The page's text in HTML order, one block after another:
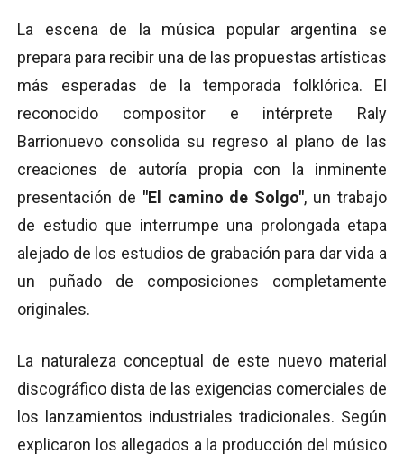
La escena de la música popular argentina se
prepara para recibir una de las propuestas artísticas
más esperadas de la temporada folklórica. El
reconocido compositor e intérprete Raly
Barrionuevo consolida su regreso al plano de las
creaciones de autoría propia con la inminente
presentación de "El camino de Solgo", un trabajo
de estudio que interrumpe una prolongada etapa
alejado de los estudios de grabación para dar vida a
un puñado de composiciones completamente
originales.
La naturaleza conceptual de este nuevo material
discográfico dista de las exigencias comerciales de
los lanzamientos industriales tradicionales. Según
explicaron los allegados a la producción del músico